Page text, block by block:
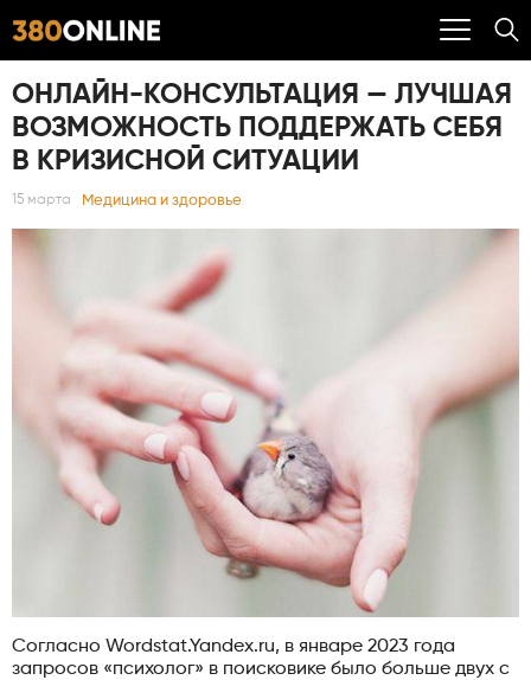
ОНЛАЙН-КОНСУЛЬТАЦИЯ — ЛУЧШАЯ
ВОЗМОЖНОСТЬ ПОДДЕРЖАТЬ СЕБЯ
В КРИЗИСНОЙ СИТУАЦИИ
15 марта Медицина и здоровье
Согласно Wordstat.Yandex.ru, в январе 2023 года
запросов «психолог» в поисковике было больше двух с